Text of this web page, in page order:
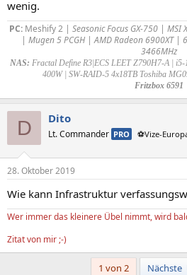
wenig.
PC: Meshify 2 | Seasonic Focus GX-750 |
| Mugen 5 PCGH | AMD Radeon 6900XT |
3466MHz
NAS: Fractal Define R3|ECS LEET Z790H7-A |
400W | SW-RAID-5 4x18TB Toshiba
Fritzbox 6591
D Dito
Lt. Commander PRO ⚽Vize-
28. Oktober 2019
Wie kann Infrastruktur
Wer immer das kleinere Übel nimmt, wird
Zitat von mir ;-)
1 von 2 Nächste